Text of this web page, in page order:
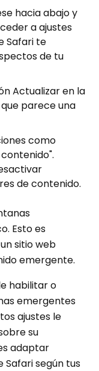
hacia abajo y
a ajustes
Safari te
de tu
Actualizar en la
parece una
como
de contenido.
Esto es
sitio web
emergente.
habilitar o
emergentes
ajustes le
su
adaptar
según tus